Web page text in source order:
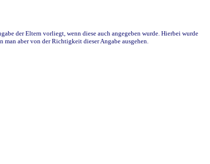
der Eltern vorliegt, wenn diese auch angegeben wurde. Hierbei wurde
aber von der Richtigkeit dieser Angabe ausgehen.